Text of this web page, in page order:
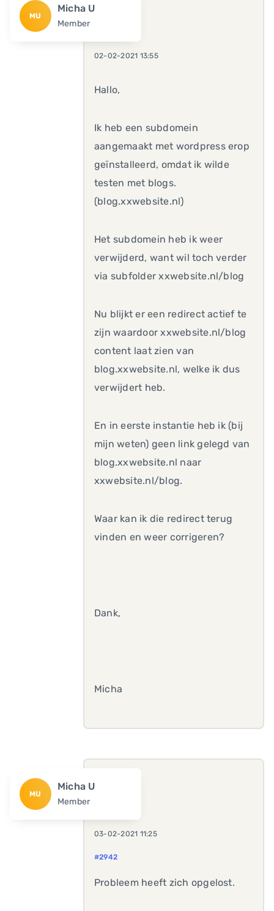
MU
Micha U
Member
02-02-2021 13:55
Hallo,
Ik heb een subdomein
aangemaakt met wordpress erop
geïnstalleerd, omdat ik wilde
testen met blogs.
(blog.xxwebsite.nl)
Het subdomein heb ik weer
verwijderd, want wil toch verder
via subfolder xxwebsite.nl/blog
Nu blijkt er een redirect actief te
zijn waardoor xxwebsite.nl/blog
content laat zien van
blog.xxwebsite.nl, welke ik dus
verwijdert heb.
En in eerste instantie heb ik (bij
mijn weten) geen link gelegd van
blog.xxwebsite.nl naar
xxwebsite.nl/blog.
Waar kan ik die redirect terug
vinden en weer corrigeren?
Dank,
Micha
MU
Micha U
Member
03-02-2021 11:25
#2942
Probleem heeft zich opgelost.